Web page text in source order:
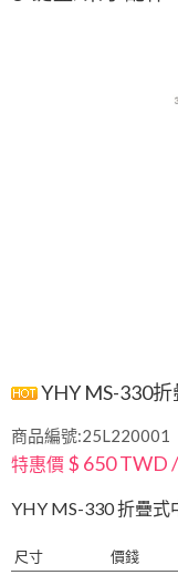
YHY MS-330
商品編號:25L220001
特惠價 $ 650 TWD
YHY MS-330 折疊式
尺寸
價錢